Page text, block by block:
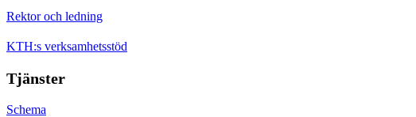
Rektor och ledning
KTH:s verksamhetsstöd
Tjänster
Schema